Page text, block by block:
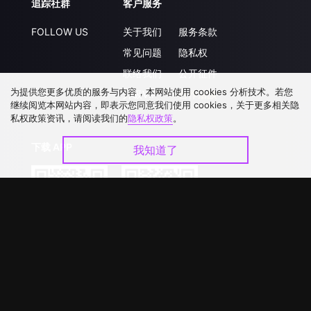
追踪社群
FOLLOW US
客户服务
关于我们
常见问题
联络我们
升级VIP
服务条款
隐私权
公开征件
合作洽談
为提供您更多优质的服务与内容，本网站使用 cookies 分析技术。若您
继续阅览本网站内容，即表示您同意我们使用 cookies，关于更多相关隐
私权政策资讯，请阅读我们的隐私权政策。
我知道了